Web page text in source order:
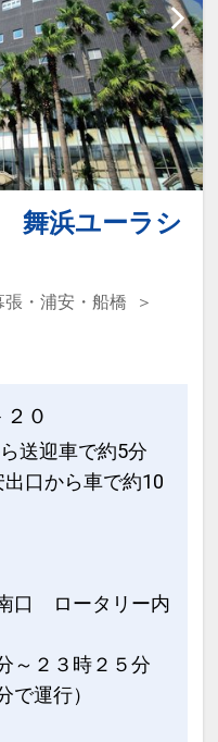
舞浜ユーラシ
張・浦安・船橋
０
送迎車で約5分
口から車で約10
口 ロータリー内
～２３時２５分
で運行）